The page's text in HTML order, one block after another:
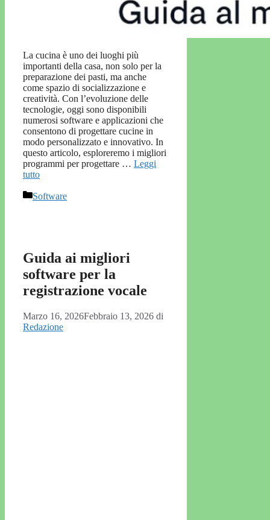
La cucina è uno dei luoghi più
importanti della casa, non solo per la
preparazione dei pasti, ma anche
come spazio di socializzazione e
creatività. Con l’evoluzione delle
tecnologie, oggi sono disponibili
numerosi software e applicazioni che
consentono di progettare cucine in
modo personalizzato e innovativo. In
questo articolo, esploreremo i migliori
programmi per progettare … Leggi
tutto
Categorie
Software
Guida ai migliori
software per la
registrazione vocale
Marzo 16, 2026Febbraio 13, 2026 di
Redazione